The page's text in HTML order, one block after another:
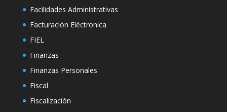
Facilidades Administrativas
Facturación Eléctronica
FIEL
Finanzas
Finanzas Personales
Fiscal
Fiscalización